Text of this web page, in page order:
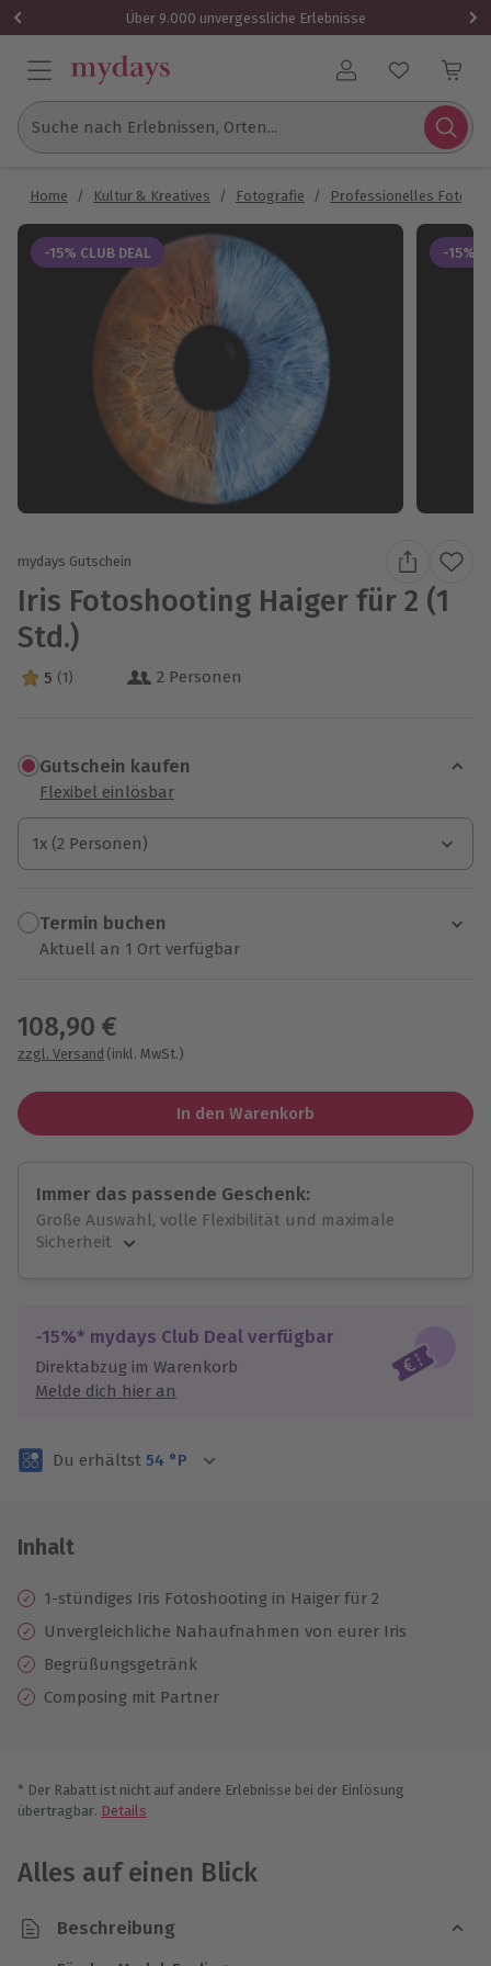
Über 9.000 unvergessliche Erlebnisse
Benutzerkonto
Suche nach Erlebnissen, Orten...
Home / Kultur & Kreatives / Fotografie / Professionelles
-15% CLUB DEAL -15%
mydays Gutschein
Iris Fotoshooting Haiger für 2 (1
Std.)
5 Sterne von 5 aus 1 Bewertungen
5 (1) 2 Personen
Gutschein kaufen
Flexibel einlösbar
1x (2 Personen)
1x (2 Personen)
1x (2 Personen)
Termin buchen
Aktuell an 1 Ort verfügbar
108,90 €
zzgl. Versand (inkl. MwSt.)
In den Warenkorb
Immer das passende Geschenk:
Große Auswahl, volle Flexibilität und maximale
Sicherheit
Jeder Gutschein für alle Erlebnisse einlösbar.
Maximale Sicherheit
3 Jahre gültig & verlängerbar.
-15%* mydays Club Deal verfügbar
Direktabzug im Warenkorb
Melde dich hier an
Du erhältst 54 °P
Inhalt
1-stündiges Iris Fotoshooting in Haiger für 2
Unvergleichliche Nahaufnahmen von eurer Iris
Begrüßungsgetränk
Composing mit Partner
* Der Rabatt ist nicht auf andere Erlebnisse bei der Einlösung
übertragbar. Details
Alles auf einen Blick
Beschreibung